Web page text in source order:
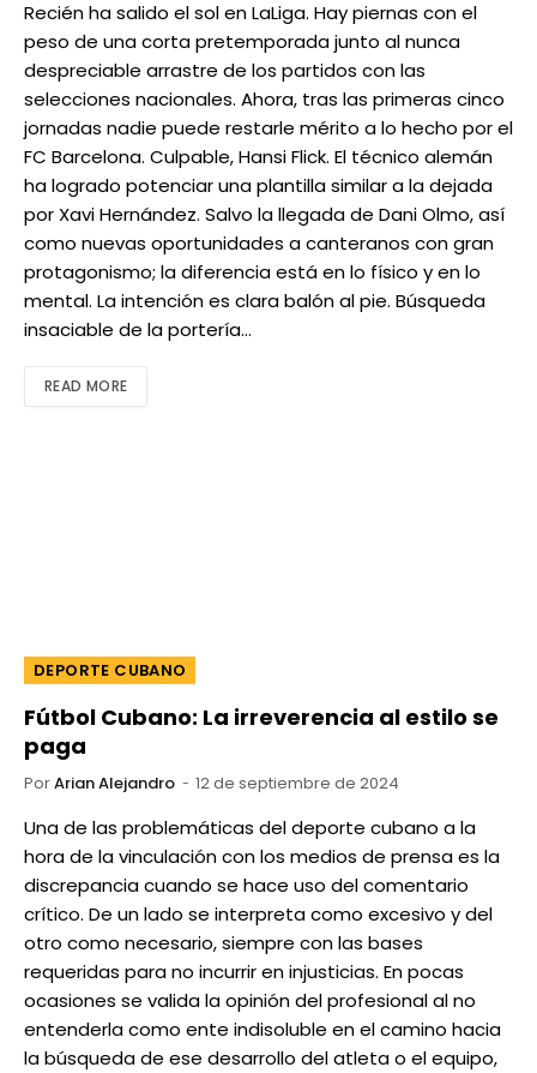
Recién ha salido el sol en LaLiga. Hay piernas con el
peso de una corta pretemporada junto al nunca
despreciable arrastre de los partidos con las
selecciones nacionales. Ahora, tras las primeras cinco
jornadas nadie puede restarle mérito a lo hecho por el
FC Barcelona. Culpable, Hansi Flick. El técnico alemán
ha logrado potenciar una plantilla similar a la dejada
por Xavi Hernández. Salvo la llegada de Dani Olmo, así
como nuevas oportunidades a canteranos con gran
protagonismo; la diferencia está en lo físico y en lo
mental. La intención es clara balón al pie. Búsqueda
insaciable de la portería…
READ MORE
DEPORTE CUBANO
Fútbol Cubano: La irreverencia al estilo se
paga
PorArian Alejandro 12 de septiembre de 2024
Una de las problemáticas del deporte cubano a la
hora de la vinculación con los medios de prensa es la
discrepancia cuando se hace uso del comentario
crítico. De un lado se interpreta como excesivo y del
otro como necesario, siempre con las bases
requeridas para no incurrir en injusticias. En pocas
ocasiones se valida la opinión del profesional al no
entenderla como ente indisoluble en el camino hacia
la búsqueda de ese desarrollo del atleta o el equipo,